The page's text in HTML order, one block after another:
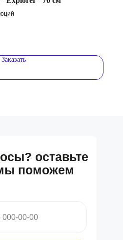
Заказать
оставьте
поможем